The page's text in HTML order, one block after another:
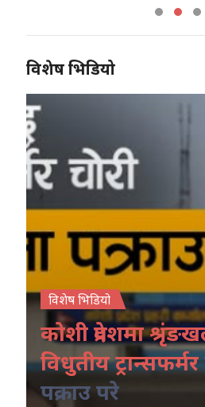
विशेष भिडियो
विशेष भिडियो
कोशी प्रदेशमा
विधुतीय ट्रान्सफर्मर
पक्राउ परे